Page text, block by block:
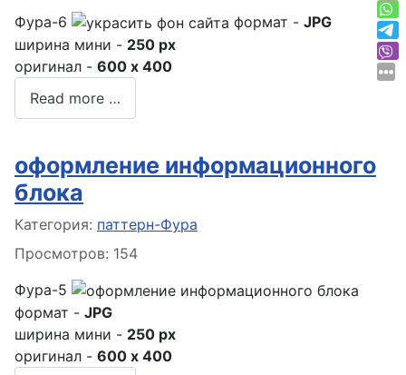
Фура-6
формат - JPG
ширина мини - 250 px
оригинал - 600 x 400
Read more …
оформление информационного
блока
Информация о материале
Категория: паттерн-Фура
Просмотров: 154
Фура-5
формат - JPG
ширина мини - 250 px
оригинал - 600 x 400